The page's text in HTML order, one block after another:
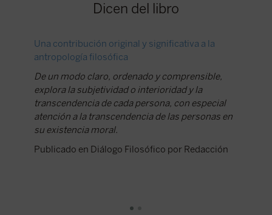
Dicen del libro
Una contribución original y significativa a la
antropología filosófica
De un modo claro, ordenado y comprensible,
explora la subjetividad o interioridad y la
transcendencia de cada persona, con especial
atención a la transcendencia de las personas en
su existencia moral.
Publicado en Diálogo Filosófico por Redacción